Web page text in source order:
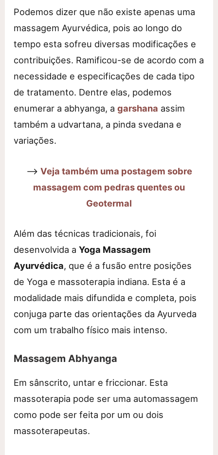
Podemos dizer que não existe apenas uma
massagem Ayurvédica, pois ao longo do
tempo esta sofreu diversas modificações e
contribuições. Ramificou-se de acordo com a
necessidade e especificações de cada tipo
de tratamento. Dentre elas, podemos
enumerar a abhyanga, agarshana assim
também a udvartana, a pinda svedana e
variações.
⟶ Veja também uma postagem sobre
massagem com pedras quentes ou
Geotermal
Além das técnicas tradicionais, foi
desenvolvida aYoga Massagem
Ayurvédica, que é a fusão entre posições
de Yoga e massoterapia indiana. Esta é a
modalidade mais difundida e completa, pois
conjuga parte das orientações da Ayurveda
com um trabalho físico mais intenso.
Massagem Abhyanga
Em sânscrito, untar e friccionar. Esta
massoterapia pode ser uma automassagem
como pode ser feita por um ou dois
massoterapeutas.